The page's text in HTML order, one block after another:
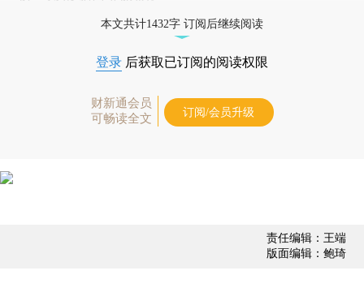
本文共计1432字 订阅后继续阅读
登录 后获取已订阅的阅读权限
财新通会员
可畅读全文
订阅/会员升级
责任编辑：王端
版面编辑：鲍琦